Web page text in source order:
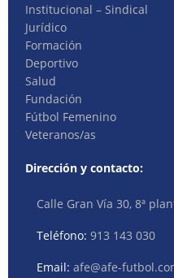
Institucional – Sindical
Jurídico
Formación
Deportivo
Salud
Fundación
Fútbol Femenino
Veteranos/as
Dirección y contacto:
Calle Gran Vía 30, 8ª
Teléfono:913 143 030
Email:afe@afe-